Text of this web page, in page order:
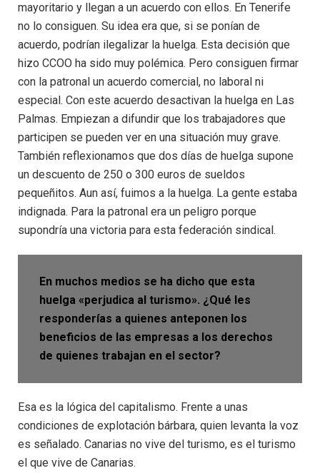
mayoritario y llegan a un acuerdo con ellos. En Tenerife
no lo consiguen. Su idea era que, si se ponían de
acuerdo, podrían ilegalizar la huelga. Esta decisión que
hizo CCOO ha sido muy polémica. Pero consiguen firmar
con la patronal un acuerdo comercial, no laboral ni
especial. Con este acuerdo desactivan la huelga en Las
Palmas. Empiezan a difundir que los trabajadores que
participen se pueden ver en una situación muy grave.
También reflexionamos que dos días de huelga supone
un descuento de 250 o 300 euros de sueldos
pequeñitos. Aun así, fuimos a la huelga. La gente estaba
indignada. Para la patronal era un peligro porque
supondría una victoria para esta federación sindical.
En muchos medios se ha dicho que esta
huelga «perjudica al turismo». ¿Qué les
responderías a quienes anteponen los
beneficios de las empresas a los derechos
de quienes trabajan en el sector?
Esa es la lógica del capitalismo. Frente a unas
condiciones de explotación bárbara, quien levanta la voz
es señalado. Canarias no vive del turismo, es el turismo
el que vive de Canarias.